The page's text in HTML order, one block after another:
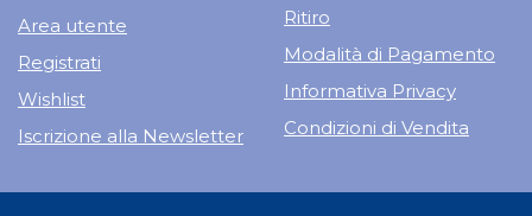
Area utente
Registrati
Wishlist
Iscrizione alla Newsletter
Ritiro
Modalità di Pagamento
Informativa Privacy
Condizioni di Vendita